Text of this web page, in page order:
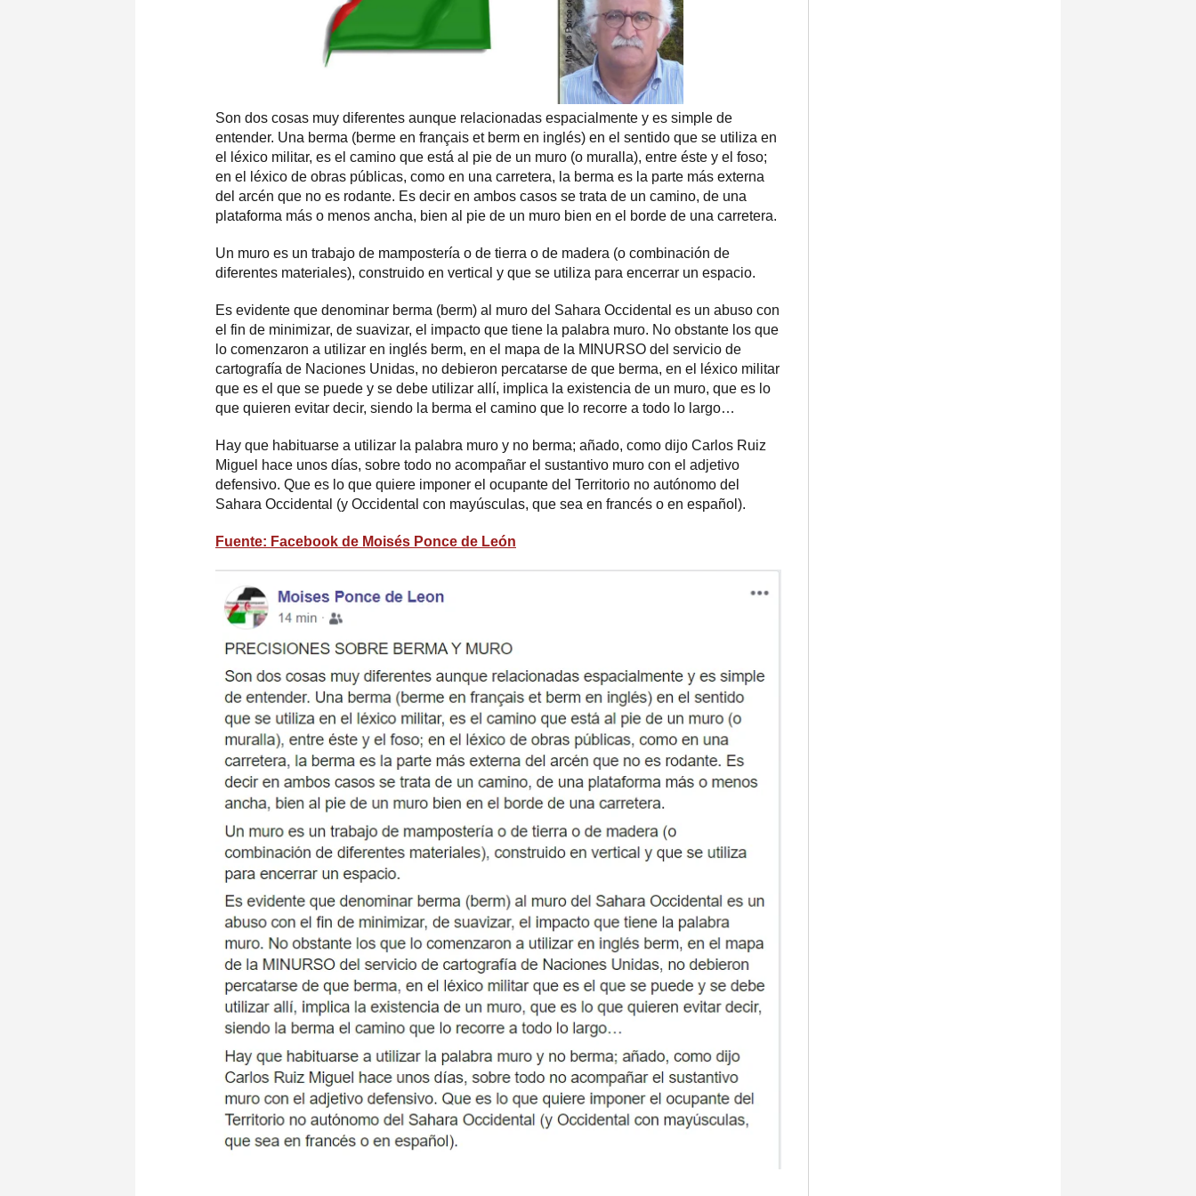
Son dos cosas muy diferentes aunque relacionadas espacialmente y es simple de
entender. Una berma (berme en français et berm en inglés) en el sentido que se utiliza en
el léxico militar, es el camino que está al pie de un muro (o muralla), entre éste y el foso;
en el léxico de obras públicas, como en una carretera, la berma es la parte más externa
del arcén que no es rodante. Es decir en ambos casos se trata de un camino, de una
plataforma más o menos ancha, bien al pie de un muro bien en el borde de una carretera.
Un muro es un trabajo de mampostería o de tierra o de madera (o combinación de
diferentes materiales), construido en vertical y que se utiliza para encerrar un espacio.
Es evidente que denominar berma (berm) al muro del Sahara Occidental es un abuso con
el fin de minimizar, de suavizar, el impacto que tiene la palabra muro. No obstante los que
lo comenzaron a utilizar en inglés berm, en el mapa de la MINURSO del servicio de
cartografía de Naciones Unidas, no debieron percatarse de que berma, en el léxico militar
que es el que se puede y se debe utilizar allí, implica la existencia de un muro, que es lo
que quieren evitar decir, siendo la berma el camino que lo recorre a todo lo largo…
Hay que habituarse a utilizar la palabra muro y no berma; añado, como dijo Carlos Ruiz
Miguel hace unos días, sobre todo no acompañar el sustantivo muro con el adjetivo
defensivo. Que es lo que quiere imponer el ocupante del Territorio no autónomo del
Sahara Occidental (y Occidental con mayúsculas, que sea en francés o en español).
Fuente: Facebook de Moisés Ponce de León